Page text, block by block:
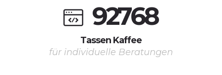
92768
Tassen Kaffee
für individuelle Beratungen